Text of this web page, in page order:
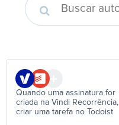
Quando uma assinatura for
criada na Vindi Recorrência,
criar uma tarefa no Todoist